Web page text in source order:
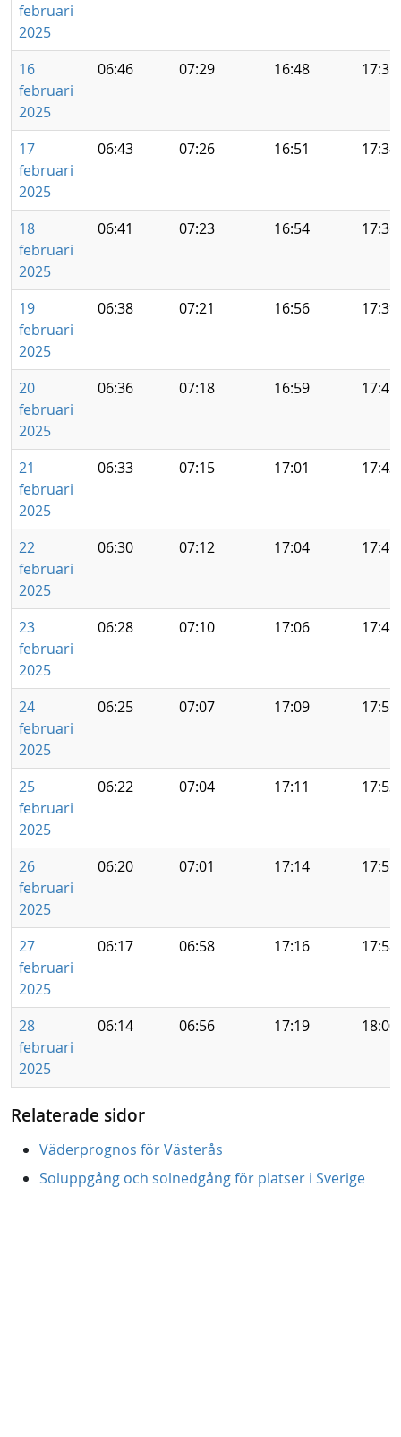
februari
2025
16
februari
2025
06:46 07:29 16:48 17:31
17
februari
2025
06:43 07:26 16:51 17:34
18
februari
2025
06:41 07:23 16:54 17:36
19
februari
2025
06:38 07:21 16:56 17:39
20
februari
2025
06:36 07:18 16:59 17:41
21
februari
2025
06:33 07:15 17:01 17:43
22
februari
2025
06:30 07:12 17:04 17:46
23
februari
2025
06:28 07:10 17:06 17:48
24
februari
2025
06:25 07:07 17:09 17:51
25
februari
2025
06:22 07:04 17:11 17:53
26
februari
2025
06:20 07:01 17:14 17:55
27
februari
2025
06:17 06:58 17:16 17:58
28
februari
2025
06:14 06:56 17:19 18:00
Relaterade sidor
Väderprognos för Västerås
Soluppgång och solnedgång för platser i Sverige